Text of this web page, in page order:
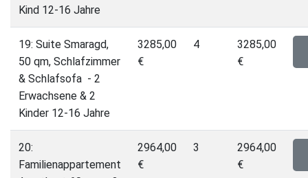
Kind 12-16 Jahre
19: Suite Smaragd,
50 qm, Schlafzimmer
& Schlafsofa - 2
Erwachsene & 2
Kinder 12-16 Jahre
3285,00
€
4
3285,00
€
20:
Familienappartement
2964,00
€
3
2964,00
€